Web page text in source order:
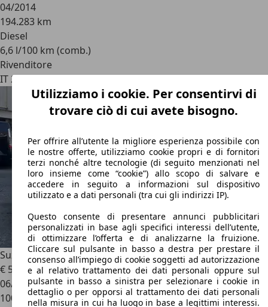
04/2014
194.283 km
Diesel
6,6 l/100 km (comb.)
Rivenditore
IT 22030Montorfano - Como - Co
Suzuki Swift5p 1.2 vvt GL Top - Euro 5 - Ok Neopatentati
€ 5.900
06/2012
100.000 km
Utilizziamo i cookie. Per consentirvi di
trovare ciò di cui avete bisogno.
Per offrire all’utente la migliore esperienza possibile con
le nostre offerte, utilizziamo cookie propri e di fornitori
terzi nonché altre tecnologie (di seguito menzionati nel
loro insieme come “cookie”) allo scopo di salvare e
accedere in seguito a informazioni sul dispositivo
utilizzato e a dati personali (tra cui gli indirizzi IP).
Questo consente di presentare annunci pubblicitari
personalizzati in base agli specifici interessi dell’utente,
di ottimizzare l’offerta e di analizzarne la fruizione.
Cliccare sul pulsante in basso a destra per prestare il
consenso all’impiego di cookie soggetti ad autorizzazione
e al relativo trattamento dei dati personali oppure sul
pulsante in basso a sinistra per selezionare i cookie in
dettaglio o per opporsi al trattamento dei dati personali
nella misura in cui ha luogo in base a legittimi interessi.